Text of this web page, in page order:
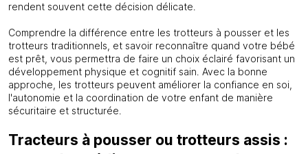
rendent souvent cette décision délicate.
Comprendre la différence entre les trotteurs à pousser et les
trotteurs traditionnels, et savoir reconnaître quand votre bébé
est prêt, vous permettra de faire un choix éclairé favorisant un
développement physique et cognitif sain. Avec la bonne
approche, les trotteurs peuvent améliorer la confiance en soi,
l'autonomie et la coordination de votre enfant de manière
sécuritaire et structurée.
Tracteurs à pousser ou trotteurs assis :